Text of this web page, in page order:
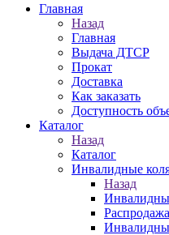
Главная
Назад
Главная
Выдача ДТСР
Прокат
Доставка
Как заказать
Доступность
Каталог
Назад
Каталог
Инвалидные
Назад